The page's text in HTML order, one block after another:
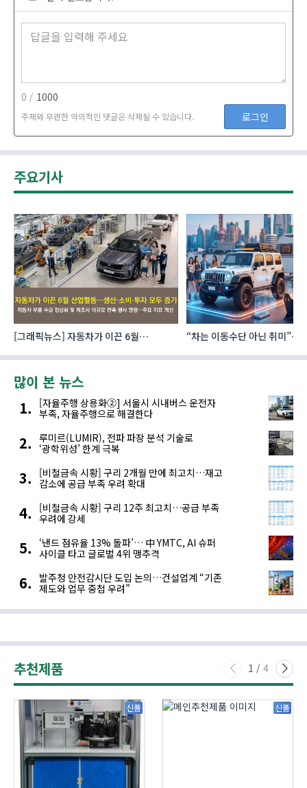
0 / 1000
주제와 무관한 악의적인 댓글은 삭제될 수 있습니다. 로그인
주요기사
[그래픽뉴스] 자동차가 이끈 6월
“차는 이동수단 아닌 취미”…
많이 본 뉴스
[자율주행 상용화②] 서울시 시내버스 운전자
부족, 자율주행으로 해결한다
루미르(LUMIR), 전파 파장 분석 기술로
‘광학위성’ 한계 극복
[비철금속 시황] 구리 2개월 만에 최고치…재고
감소에 공급 부족 우려 확대
[비철금속 시황] 구리 12주 최고치…공급 부족
우려에 강세
‘낸드 점유율 13% 돌파’… 中 YMTC, AI 슈퍼
사이클 타고 글로벌 4위 맹추격
발주청 안전감시단 도입 논의…건설업계 “기존
제도와 업무 중첩 우려”
추천제품 1 / 4
신품 신품